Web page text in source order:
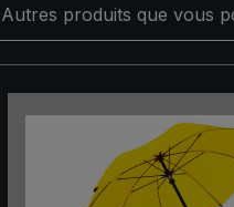
Autres produits que vous